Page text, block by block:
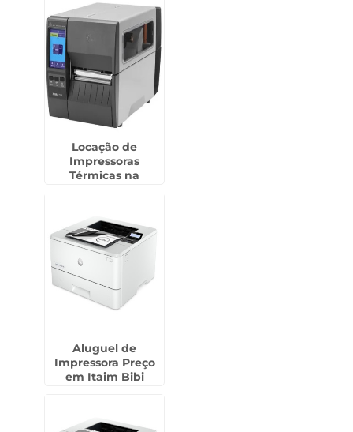
Locação de
Impressoras
Térmicas na
Aluguel de
Impressora Preço
em Itaim Bibi